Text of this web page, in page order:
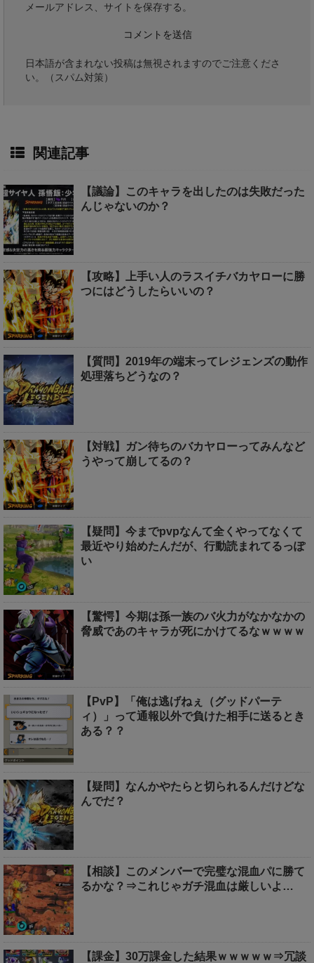
メールアドレス、サイトを保存する。
日本語が含まれない投稿は無視されますのでご注意くださ
い。（スパム対策）
関連記事
【議論】このキャラを出したのは失敗だった
んじゃないのか？
【攻略】上手い人のラスイチバカヤローに勝
つにはどうしたらいいの？
【質問】2019年の端末ってレジェンズの動作
処理落ちどうなの？
【対戦】ガン待ちのバカヤローってみんなど
うやって崩してるの？
【疑問】今までpvpなんて全くやってなくて
最近やり始めたんだが、行動読まれてるっぽ
い
【驚愕】今期は孫一族のバ火力がなかなかの
脅威であのキャラが死にかけてるなｗｗｗｗ
【PvP】「俺は逃げねぇ（グッドパーテ
ィ）」って通報以外で負けた相手に送るとき
ある？？
【疑問】なんかやたらと切られるんだけどな
んでだ？
【相談】このメンバーで完璧な混血パに勝て
るかな？⇒これじゃガチ混血は厳しいよ…
【課金】30万課金した結果ｗｗｗｗｗ⇒冗談